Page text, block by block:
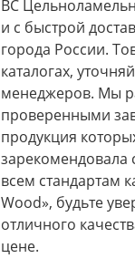
ВС
и с быстрой
города России.
каталогах,
менеджеров. Мы
проверенными
продукция
зарекомендовала
всем стандартам
Wood», будьте
отличного
цене.